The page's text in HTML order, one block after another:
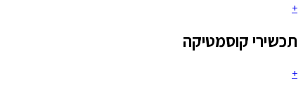
+
תכשירי קוסמטיקה
+